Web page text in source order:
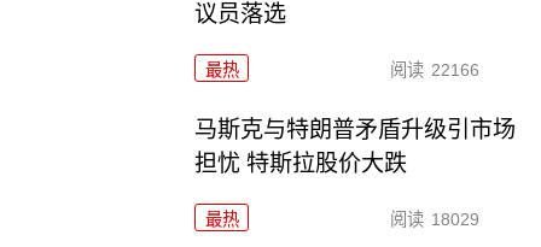
议员落选
最热 阅读 22166
马斯克与特朗普矛盾升级引市场
担忧 特斯拉股价大跌
最热 阅读 18029